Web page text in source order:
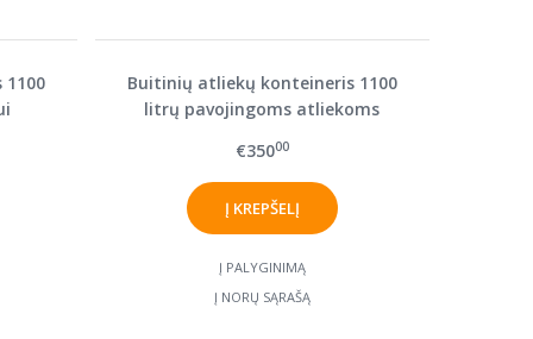
Buitinių atliekų konteineris 1100
litrų pavojingoms atliekoms
€35000
Į PALYGINIMĄ
Į NORŲ SĄRAŠĄ